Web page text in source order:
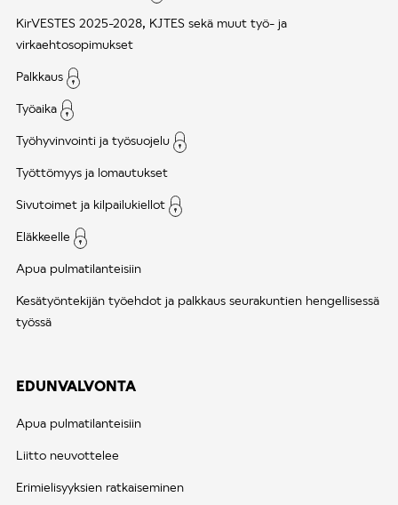
KirVESTES 2025-2028, KJTES sekä muut työ- ja
virkaehtosopimukset
Palkkaus
Työaika
Työhyvinvointi ja työsuojelu
Työttömyys ja lomautukset
Sivutoimet ja kilpailukiellot
Eläkkeelle
Apua pulmatilanteisiin
Kesätyöntekijän työehdot ja palkkaus seurakuntien hengellisessä
työssä
EDUNVALVONTA
Apua pulmatilanteisiin
Liitto neuvottelee
Erimielisyyksien ratkaiseminen